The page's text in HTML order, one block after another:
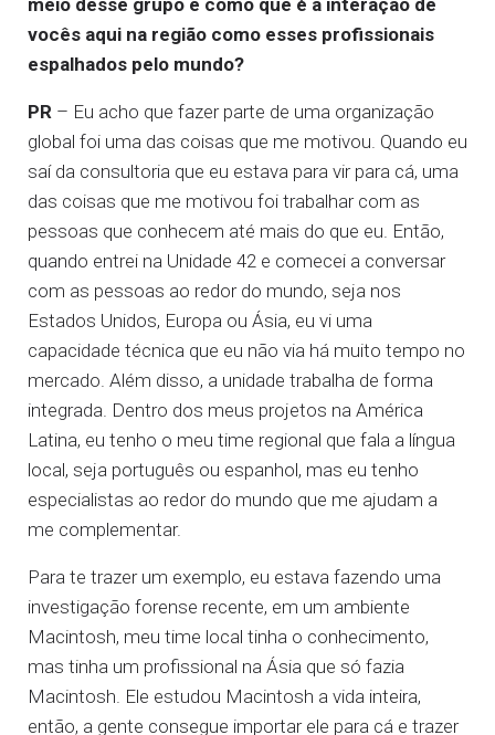
meio desse grupo e como que é a interação de
vocês aqui na região como esses profissionais
espalhados pelo mundo?
PR – Eu acho que fazer parte de uma organização
global foi uma das coisas que me motivou. Quando eu
saí da consultoria que eu estava para vir para cá, uma
das coisas que me motivou foi trabalhar com as
pessoas que conhecem até mais do que eu. Então,
quando entrei na Unidade 42 e comecei a conversar
com as pessoas ao redor do mundo, seja nos
Estados Unidos, Europa ou Ásia, eu vi uma
capacidade técnica que eu não via há muito tempo no
mercado. Além disso, a unidade trabalha de forma
integrada. Dentro dos meus projetos na América
Latina, eu tenho o meu time regional que fala a língua
local, seja português ou espanhol, mas eu tenho
especialistas ao redor do mundo que me ajudam a
me complementar.
Para te trazer um exemplo, eu estava fazendo uma
investigação forense recente, em um ambiente
Macintosh, meu time local tinha o conhecimento,
mas tinha um profissional na Ásia que só fazia
Macintosh. Ele estudou Macintosh a vida inteira,
então, a gente consegue importar ele para cá e trazer